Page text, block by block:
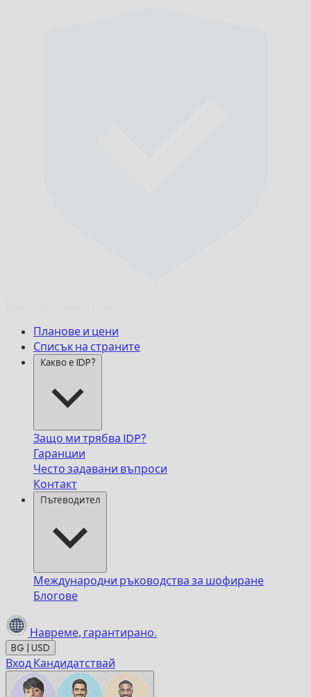
Планове и цени
Списък на страните
Какво е IDP?
Защо ми трябва IDP?
Гаранции
Често задавани въпроси
Контакт
Пътеводител
Международни ръководства за шофиране
Блогове
Навреме, гарантирано.
BG | USD
Вход Кандидатствай